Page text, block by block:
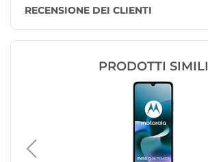
RECENSIONE DEI CLIENTI
PRODOTTI SIMILI